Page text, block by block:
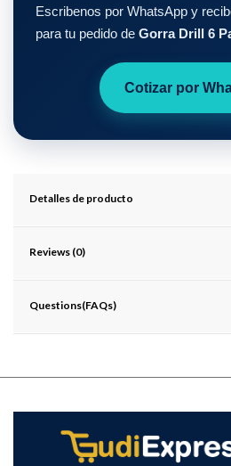
Escribenos por WhatsApp y
para tu pedido de Gorra Drill 6
Cotizar por
Detalles de producto
Reviews (0)
Questions(FAQs)